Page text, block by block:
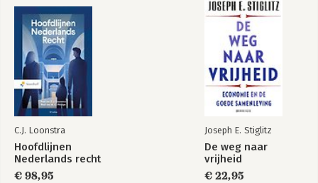
C.J. Loonstra
Hoofdlijnen
Nederlands recht
€ 98,95
Joseph E. Stiglitz
De weg naar
vrijheid
€ 22,95